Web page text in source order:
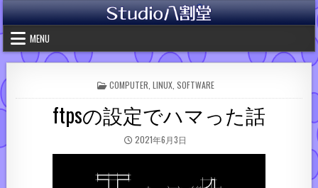
Skip to content
MENU
POSTED IN
COMPUTER LINUX, SOFTWARE
ftpsの設定でハマった話
PUBLISHED DATE:
2021年6月3日